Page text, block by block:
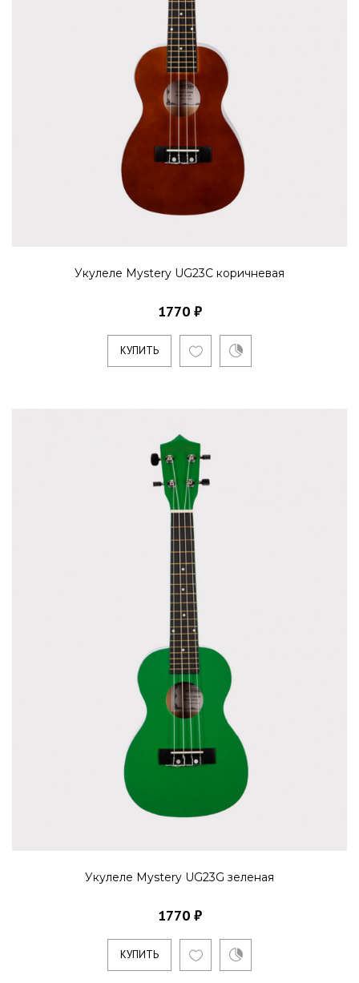
Укулеле Mystery UG23C коричневая
1770 ₽
КУПИТЬ
Укулеле Mystery UG23G зеленая
1770 ₽
КУПИТЬ